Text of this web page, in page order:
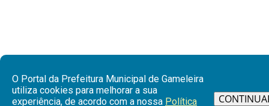
O Portal da Prefeitura Municipal de Gameleira
utiliza cookies para melhorar a sua
experiência, de acordo com a nossa Política